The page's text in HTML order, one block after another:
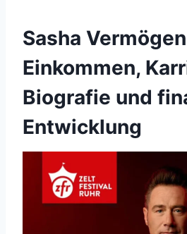
Sasha
Einkommen,
Biografie und
Entwicklung